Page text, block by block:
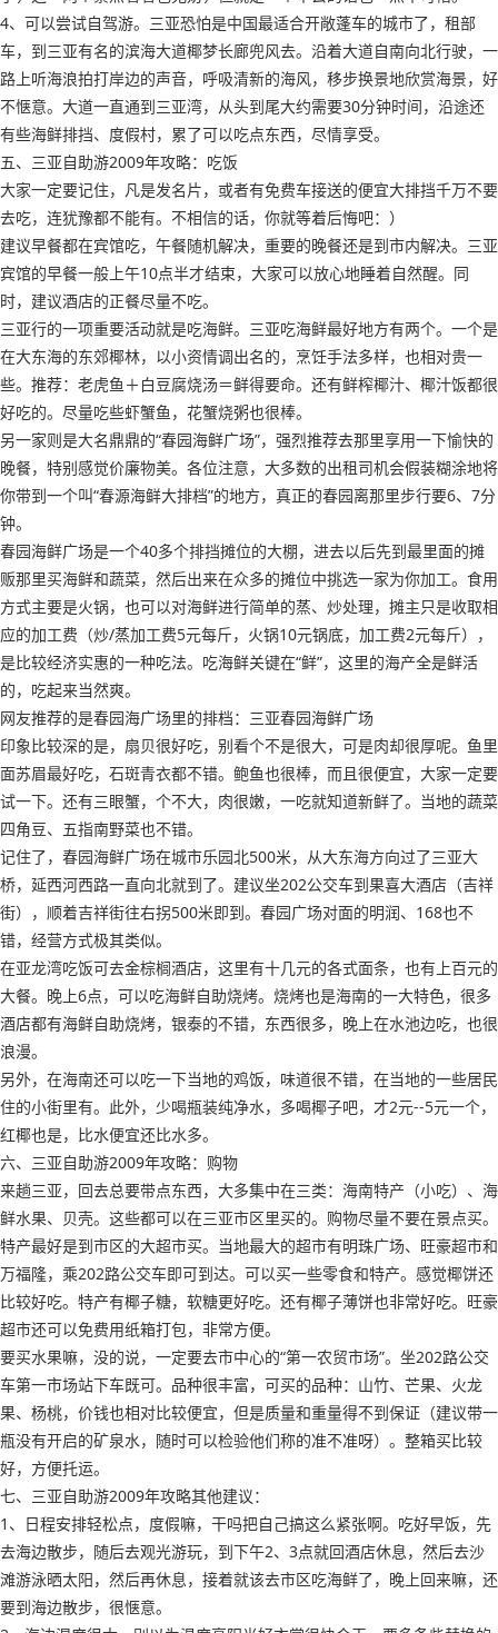
4、可以尝试自驾游。三亚恐怕是中国最适合开敞蓬车的城市了，租部
车，到三亚有名的滨海大道椰梦长廊兜风去。沿着大道自南向北行驶，一
路上听海浪拍打岸边的声音，呼吸清新的海风，移步换景地欣赏海景，好
不惬意。大道一直通到三亚湾，从头到尾大约需要30分钟时间，沿途还
有些海鲜排挡、度假村，累了可以吃点东西，尽情享受。
五、三亚自助游2009年攻略：吃饭
大家一定要记住，凡是发名片，或者有免费车接送的便宜大排挡千万不要
去吃，连犹豫都不能有。不相信的话，你就等着后悔吧：）
建议早餐都在宾馆吃，午餐随机解决，重要的晚餐还是到市内解决。三亚
宾馆的早餐一般上午10点半才结束，大家可以放心地睡着自然醒。同
时，建议酒店的正餐尽量不吃。
三亚行的一项重要活动就是吃海鲜。三亚吃海鲜最好地方有两个。一个是
在大东海的东郊椰林，以小资情调出名的，烹饪手法多样，也相对贵一
些。推荐：老虎鱼＋白豆腐烧汤＝鲜得要命。还有鲜榨椰汁、椰汁饭都很
好吃的。尽量吃些虾蟹鱼，花蟹烧粥也很棒。
另一家则是大名鼎鼎的“春园海鲜广场”，强烈推荐去那里享用一下愉快的
晚餐，特别感觉价廉物美。各位注意，大多数的出租司机会假装糊涂地将
你带到一个叫“春源海鲜大排档”的地方，真正的春园离那里步行要6、7分
钟。
春园海鲜广场是一个40多个排挡摊位的大棚，进去以后先到最里面的摊
贩那里买海鲜和蔬菜，然后出来在众多的摊位中挑选一家为你加工。食用
方式主要是火锅，也可以对海鲜进行简单的蒸、炒处理，摊主只是收取相
应的加工费（炒/蒸加工费5元每斤，火锅10元锅底，加工费2元每斤），
是比较经济实惠的一种吃法。吃海鲜关键在“鲜”，这里的海产全是鲜活
的，吃起来当然爽。
网友推荐的是春园海广场里的排档：三亚春园海鲜广场
印象比较深的是，扇贝很好吃，别看个不是很大，可是肉却很厚呢。鱼里
面苏眉最好吃，石斑青衣都不错。鲍鱼也很棒，而且很便宜，大家一定要
试一下。还有三眼蟹，个不大，肉很嫩，一吃就知道新鲜了。当地的蔬菜
四角豆、五指南野菜也不错。
记住了，春园海鲜广场在城市乐园北500米，从大东海方向过了三亚大
桥，延西河西路一直向北就到了。建议坐202公交车到果喜大酒店（吉祥
街），顺着吉祥街往右拐500米即到。春园广场对面的明润、168也不
错，经营方式极其类似。
在亚龙湾吃饭可去金棕榈酒店，这里有十几元的各式面条，也有上百元的
大餐。晚上6点，可以吃海鲜自助烧烤。烧烤也是海南的一大特色，很多
酒店都有海鲜自助烧烤，银泰的不错，东西很多，晚上在水池边吃，也很
浪漫。
另外，在海南还可以吃一下当地的鸡饭，味道很不错，在当地的一些居民
住的小街里有。此外，少喝瓶装纯净水，多喝椰子吧，才2元--5元一个，
红椰也是，比水便宜还比水多。
六、三亚自助游2009年攻略：购物
来趟三亚，回去总要带点东西，大多集中在三类：海南特产（小吃）、海
鲜水果、贝壳。这些都可以在三亚市区里买的。购物尽量不要在景点买。
特产最好是到市区的大超市买。当地最大的超市有明珠广场、旺豪超市和
万福隆，乘202路公交车即可到达。可以买一些零食和特产。感觉椰饼还
比较好吃。特产有椰子糖，软糖更好吃。还有椰子薄饼也非常好吃。旺豪
超市还可以免费用纸箱打包，非常方便。
要买水果嘛，没的说，一定要去市中心的“第一农贸市场”。坐202路公交
车第一市场站下车既可。品种很丰富，可买的品种：山竹、芒果、火龙
果、杨桃，价钱也相对比较便宜，但是质量和重量得不到保证（建议带一
瓶没有开启的矿泉水，随时可以检验他们称的准不准呀）。整箱买比较
好，方便托运。
七、三亚自助游2009年攻略其他建议：
1、日程安排轻松点，度假嘛，干吗把自己搞这么紧张啊。吃好早饭，先
去海边散步，随后去观光游玩，到下午2、3点就回酒店休息，然后去沙
滩游泳晒太阳，然后再休息，接着就该去市区吃海鲜了，晚上回来嘛，还
要到海边散步，很惬意。